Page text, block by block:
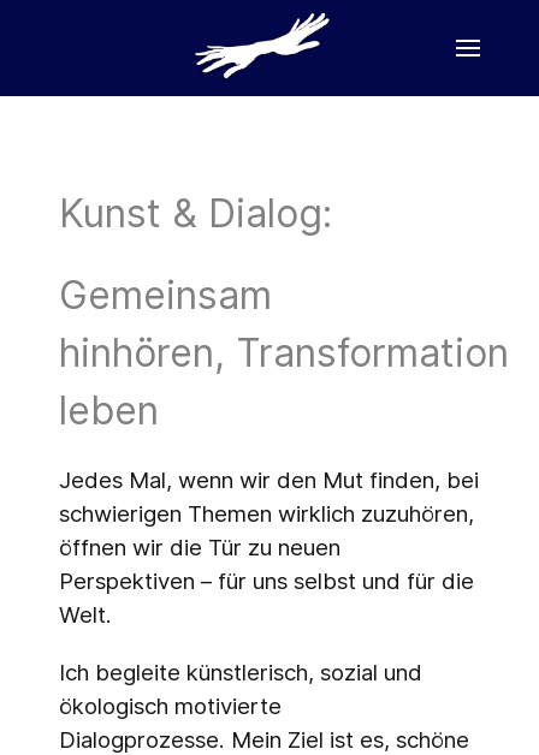
Kunst & Dialog:
Gemeinsam
hinhören, Transformation
leben
Jedes Mal, wenn wir den Mut finden, bei
schwierigen Themen wirklich zuzuhören,
öffnen wir die Tür zu neuen
Perspektiven – für uns selbst und für die
Welt.
Ich begleite künstlerisch, sozial und
ökologisch motivierte
Dialogprozesse. Mein Ziel ist es, schöne